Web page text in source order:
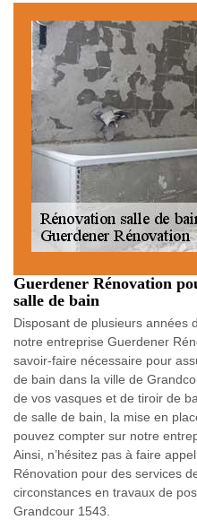
Guerdener Rénovation
salle de bain
Disposant de plusieurs années
notre entreprise Guerdener
savoir-faire nécessaire pour
de bain dans la ville de
de vos vasques et de tiroir de
de salle de bain, la mise en
pouvez compter sur notre
Ainsi, n’hésitez pas à faire
Rénovation pour des services
circonstances en travaux de
Grandcour 1543.